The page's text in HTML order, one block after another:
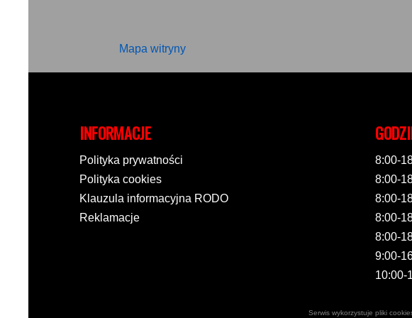
Mapa witryny
INFORMACJE
Polityka prywatności
Polityka cookies
Klauzula informacyjna RODO
Reklamacje
8:00-
8:00-
8:00-
8:00-
8:00-
9:00-
10:00-
Serwis wykorzystuje pliki